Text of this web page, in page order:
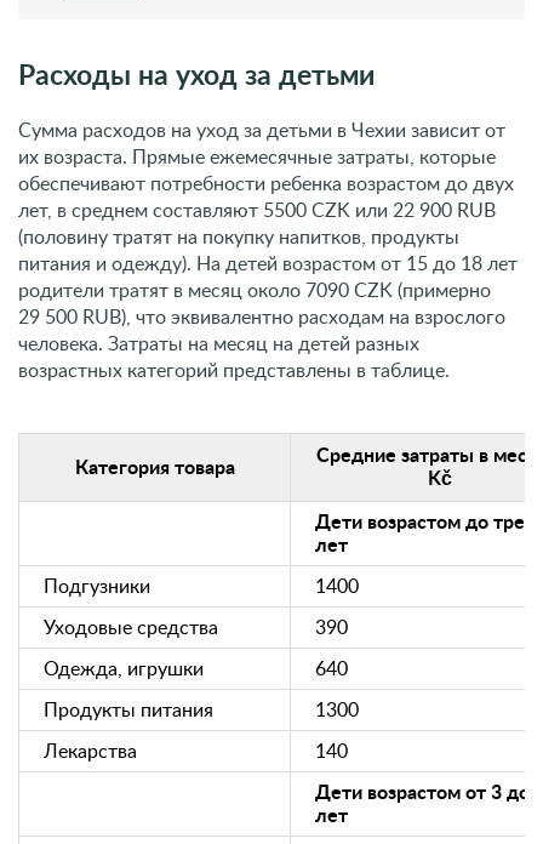
Расходы на уход за детьми
Сумма расходов на уход за детьми в Чехии зависит от
их возраста. Прямые ежемесячные затраты, которые
обеспечивают потребности ребенка возрастом до двух
лет, в среднем составляют 5500 CZK или 22 900 RUB
(половину тратят на покупку напитков, продукты
питания и одежду). На детей возрастом от 15 до 18 лет
родители тратят в месяц около 7090 CZK (примерно
29 500 RUB), что эквивалентно расходам на взрослого
человека. Затраты на месяц на детей разных
возрастных категорий представлены в таблице.
Категория товара
Средние затраты в
Kč
Дети возрастом до трех
лет
Подгузники
1400
Уходовые средства
390
Одежда, игрушки
640
Продукты питания
1300
Лекарства
140
Дети возрастом от 3 до
лет